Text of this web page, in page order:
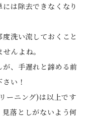
は除去できなくなり
洗い流しておくこと
んよね。
、手遅れと諦める前
い！
ーニング)は以上です
落としがないよう何